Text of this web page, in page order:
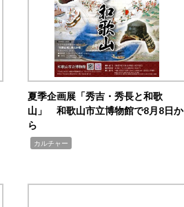
夏季企画展「秀吉・秀長と和歌
山」 和歌山市立博物館で8月8日か
ら
カルチャー